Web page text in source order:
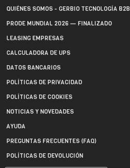
QUIÉNES SOMOS - GERBIO TECNOLOGÍA B2B
PRODE MUNDIAL 2026 — FINALIZADO
LEASING EMPRESAS
CALCULADORA DE UPS
DATOS BANCARIOS
POLÍTICAS DE PRIVACIDAD
POLÍTICAS DE COOKIES
NOTICIAS Y NOVEDADES
AYUDA
PREGUNTAS FRECUENTES (FAQ)
POLÍTICAS DE DEVOLUCIÓN